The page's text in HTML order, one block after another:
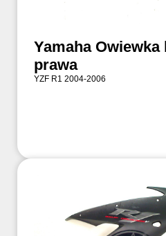
Yamaha Owiewka
prawa
YZF R1 2004-2006